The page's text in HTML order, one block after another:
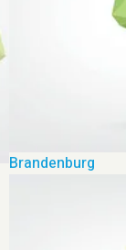
Brandenburg